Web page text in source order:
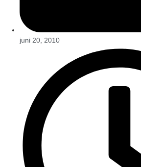
juni 20, 2010